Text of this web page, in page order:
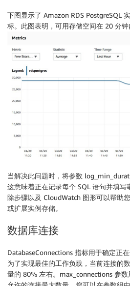
下图显示了 Amazon RDS PostgreSQL
标。此图表明，可用存储空间在 20 分钟
当解决此问题时，将参数
这意味着正在记录每个 SQL 语句并填
除步骤以及 CloudWatch 图形可以帮助
或扩展实例存储。
数据库连接
DatabaseConnections 指标用于确定正
为了实现最佳的工作负载，当前连接的
量的 80% 左右。max_connections 参